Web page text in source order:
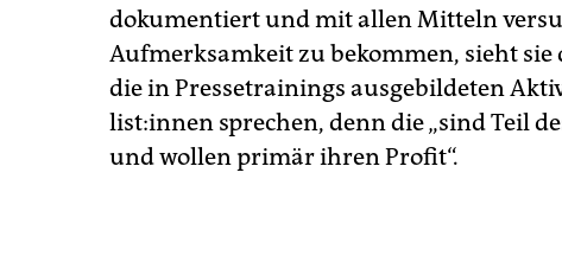
dokumentiert und mit allen Mitteln
Aufmerksamkeit zu bekommen, sieht sie
die in Pressetrainings ausgebildeten
lis­t:in­nen sprechen, denn die „sind Teil
und wollen primär ihren Profit“.